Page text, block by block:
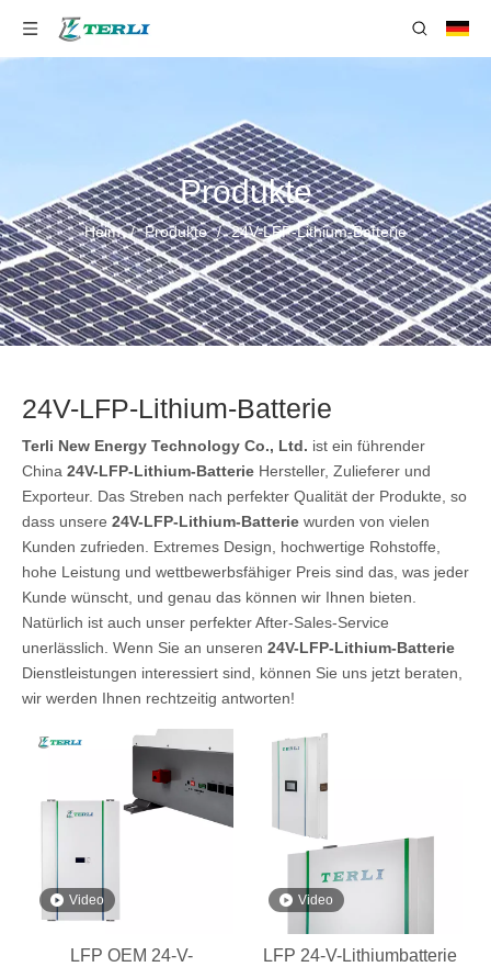
Produkte
Heim / Produkte / 24V-LFP-Lithium-Batterie
24V-LFP-Lithium-Batterie
Terli New Energy Technology Co., Ltd. ist ein führender
China 24V-LFP-Lithium-Batterie Hersteller, Zulieferer und
Exporteur. Das Streben nach perfekter Qualität der Produkte, so
dass unsere 24V-LFP-Lithium-Batterie wurden von vielen
Kunden zufrieden. Extremes Design, hochwertige Rohstoffe,
hohe Leistung und wettbewerbsfähiger Preis sind das, was jeder
Kunde wünscht, und genau das können wir Ihnen bieten.
Natürlich ist auch unser perfekter After-Sales-Service
unerlässlich. Wenn Sie an unseren 24V-LFP-Lithium-Batterie
Dienstleistungen interessiert sind, können Sie uns jetzt beraten,
wir werden Ihnen rechtzeitig antworten!
Video
LFP OEM 24-V-
Video
LFP 24-V-Lithiumbatterie